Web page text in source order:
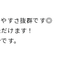
やすさ抜群です◎
けます！
す。